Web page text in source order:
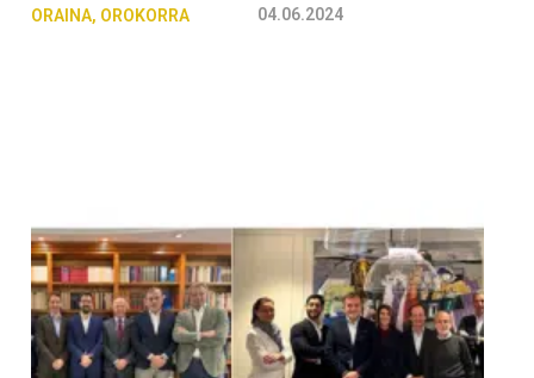
ORAINA, OROKORRA 04.06.2024